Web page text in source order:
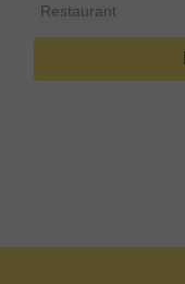
Restaurant